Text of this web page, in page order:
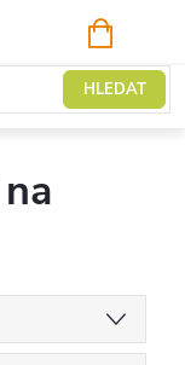
HLEDAT
KOŠÍK